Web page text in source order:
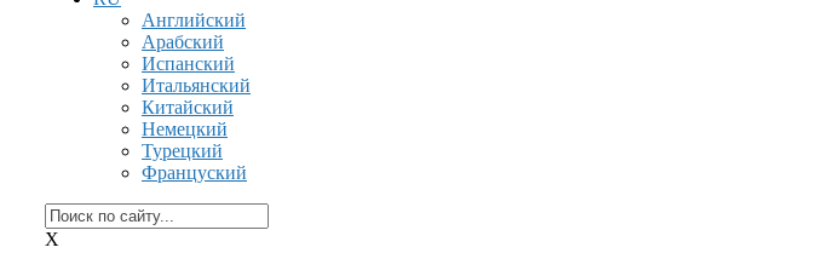
Английский
Арабский
Испанский
Итальянский
Китайский
Немецкий
Турецкий
Француский
X